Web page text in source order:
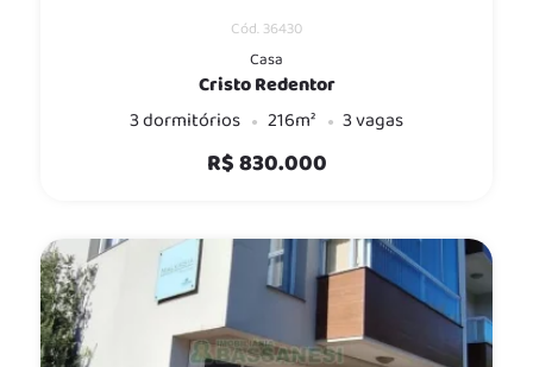
Cód. 36430
Casa
Cristo Redentor
3 dormitórios
216m² 3 vagas
R$ 830.000